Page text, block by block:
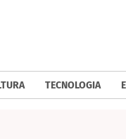
TECNOLOGIA